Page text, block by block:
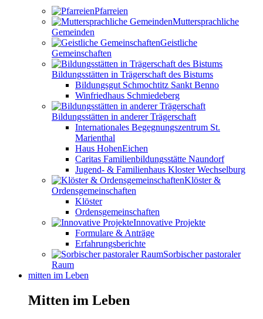
Pfarreien
Muttersprachliche
Gemeinden
Geistliche
Gemeinschaften
Bildungsstätten in Trägerschaft des Bistums
Bildungsgut Schmochtitz Sankt Benno
Winfriedhaus Schmiedeberg
Bildungsstätten in anderer Trägerschaft
Internationales Begegnungszentrum St.
Marienthal
Haus HohenEichen
Caritas Familienbildungsstätte Naundorf
Jugend- & Familienhaus Kloster Wechselburg
Klöster &
Ordensgemeinschaften
Klöster
Ordensgemeinschaften
Innovative Projekte
Formulare & Anträge
Erfahrungsberichte
Sorbischer pastoraler
Raum
mitten im Leben
Mitten im Leben